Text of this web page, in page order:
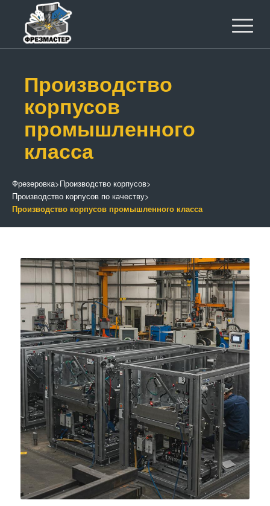
Производство
корпусов
промышленного
класса
Фрезеровка>Производство корпусов>
Производство корпусов по качеству>
Производство корпусов промышленного класса